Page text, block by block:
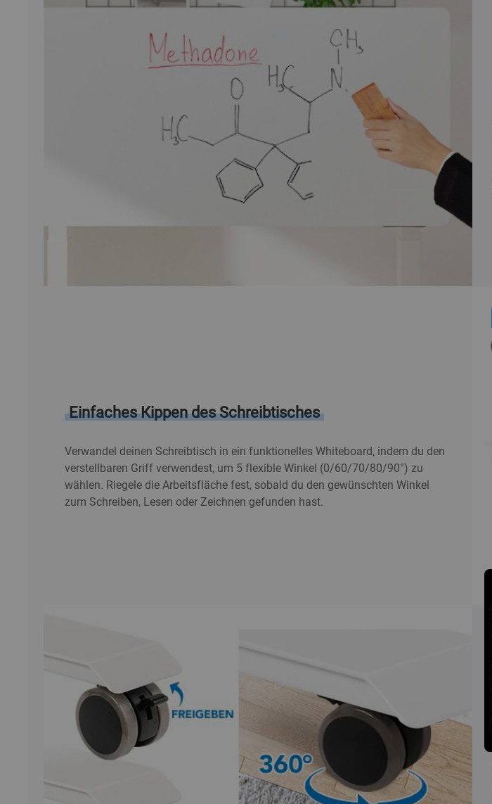
Einfaches Kippen des Schreibtisches
Verwandel deinen Schreibtisch in ein funktionelles Whiteboard, indem du den
verstellbaren Griff verwendest, um 5 flexible Winkel (0/60/70/80/90°) zu
wählen. Riegele die Arbeitsfläche fest, sobald du den gewünschten Winkel
zum Schreiben, Lesen oder Zeichnen gefunden hast.